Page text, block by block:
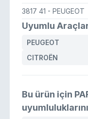
3817 41 - PEUGEOT
Uyumlu
PEUGEOT
CITROËN
Bu ürün için